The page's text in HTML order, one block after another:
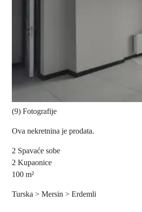
(9) Fotografije
Ova nekretnina je prodata.
2 Spavaće sobe
2 Kupaonice
100 m²
Turska > Mersin > Erdemli